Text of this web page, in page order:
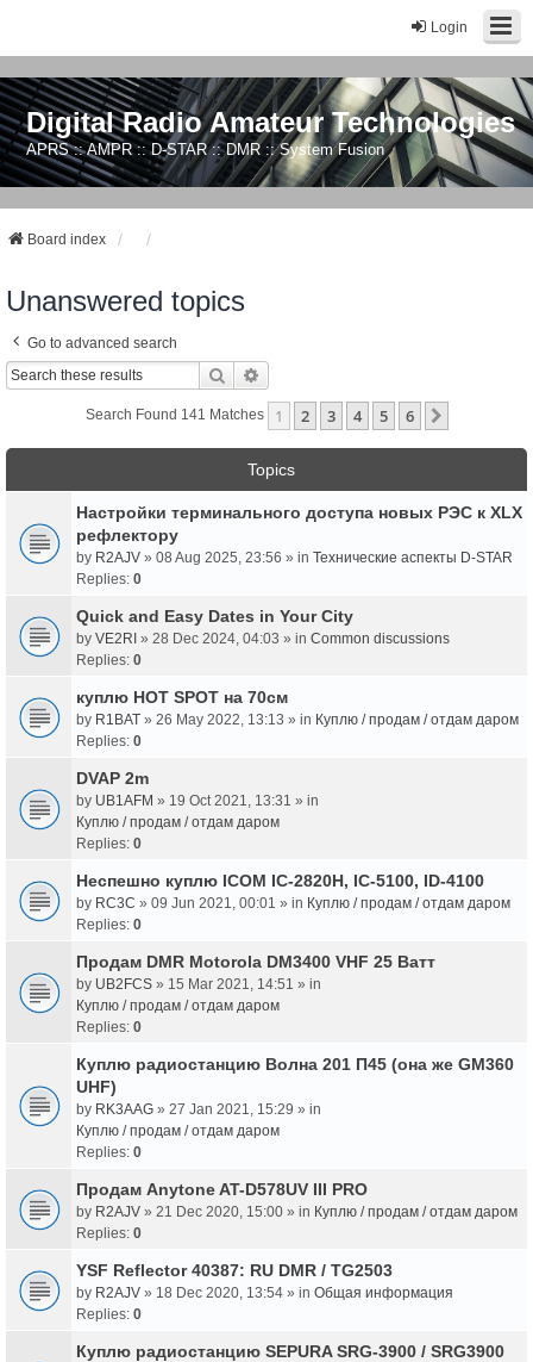
Login
Digital Radio Amateur Technologies
APRS :: AMPR :: D-STAR :: DMR :: System Fusion
Board index
Unanswered topics
Go to advanced search
Search
Search Found 141 Matches 1 2 3 4 5 6
Topics
Настройки терминального доступа новых РЭС к XLX
рефлектору
by R2AJV » 08 Aug 2025, 23:56 » in Технические аспекты D-STAR
Replies: 0
Quick and Easy Dates in Your City
by VE2RI » 28 Dec 2024, 04:03 » in Common discussions
Replies: 0
куплю HOT SPOT на 70см
by R1BAT » 26 May 2022, 13:13 » in Куплю / продам / отдам даром
Replies: 0
DVAP 2m
by UB1AFM » 19 Oct 2021, 13:31 » in
Куплю / продам / отдам даром
Replies: 0
Неспешно куплю ICOM IC-2820H, IC-5100, ID-4100
by RC3C » 09 Jun 2021, 00:01 » in Куплю / продам / отдам даром
Replies: 0
Продам DMR Motorola DM3400 VHF 25 Ватт
by UB2FCS » 15 Mar 2021, 14:51 » in
Куплю / продам / отдам даром
Replies: 0
Куплю радиостанцию Волна 201 П45 (она же GM360
UHF)
by RK3AAG » 27 Jan 2021, 15:29 » in
Куплю / продам / отдам даром
Replies: 0
Продам Anytone AT-D578UV III PRO
by R2AJV » 21 Dec 2020, 15:00 » in Куплю / продам / отдам даром
Replies: 0
YSF Reflector 40387: RU DMR / TG2503
by R2AJV » 18 Dec 2020, 13:54 » in Общая информация
Replies: 0
Куплю радиостанцию SEPURA SRG-3900 / SRG3900